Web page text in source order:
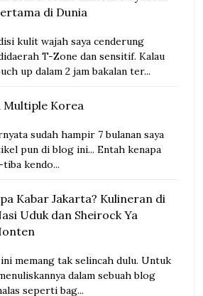
di Dunia
kulit wajah saya cenderung
T-Zone dan sensitif. Kalau
up dalam 2 jam bakalan ter...
Multiple Korea
sudah hampir 7 bulanan saya
pun di blog ini... Entah kenapa
kendo...
Kabar Jakarta? Kulineran di
Uduk dan Sheirock Ya
memang tak selincah dulu. Untuk
dalam sebuah blog
seperti bag...